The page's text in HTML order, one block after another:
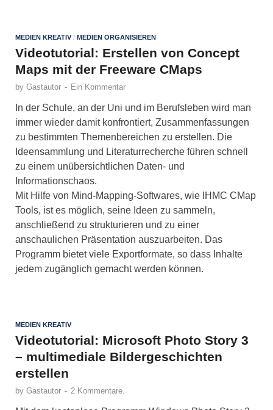
MEDIEN KREATIV / MEDIEN ORGANISIEREN
Videotutorial: Erstellen von Concept
Maps mit der Freeware CMaps
by Gastautor - Ein Kommentar
In der Schule, an der Uni und im Berufsleben wird man
immer wieder damit konfrontiert, Zusammenfassungen
zu bestimmten Themenbereichen zu erstellen. Die
Ideensammlung und Literaturrecherche führen schnell
zu einem unübersichtlichen Daten- und
Informationschaos.
Mit Hilfe von Mind-Mapping-Softwares, wie IHMC CMap
Tools, ist es möglich, seine Ideen zu sammeln,
anschließend zu strukturieren und zu einer
anschaulichen Präsentation auszuarbeiten. Das
Programm bietet viele Exportformate, so dass Inhalte
jedem zugänglich gemacht werden können.
MEDIEN KREATIV
Videotutorial: Microsoft Photo Story 3
– multimediale Bildergeschichten
erstellen
by Gastautor - 2 Kommentare.